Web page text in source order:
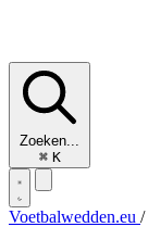
Zoeken...
⌘ K
Voetbalwedden.eu /